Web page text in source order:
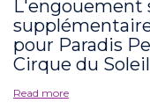
L'engouement
pour Paradis
Cirque du
Read more